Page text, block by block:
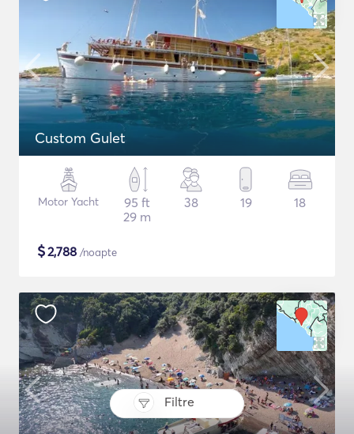
Filtre
Custom Gulet
Motor Yacht
95 ft
29 m
38 19 18
$2,788 /noapte